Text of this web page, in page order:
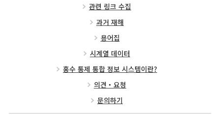
관련 링크 수집
과거 재해
용어집
시계열 데이터
홍수 통제 통합 정보 시스템이란?
의견・요청
문의하기